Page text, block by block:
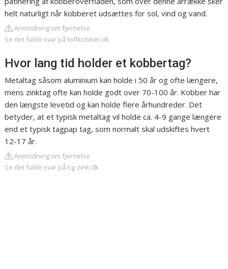
helt naturligt når kobberet udsættes for sol, vind og vand.
Anmodning om fjernelse
Se det fulde svar på toftkobber.dk
Hvor lang tid holder et kobbertag?
Metaltag såsom aluminium kan holde i 50 år og ofte længere,
mens zinktag ofte kan holde godt over 70-100 år. Kobber har
den længste levetid og kan holde flere århundreder. Det
betyder, at et typisk metaltag vil holde ca. 4-9 gange længere
end et typisk tagpap tag, som normalt skal udskiftes hvert
12-17 år.
Anmodning om fjernelse
Se det fulde svar på ng-zink.dk